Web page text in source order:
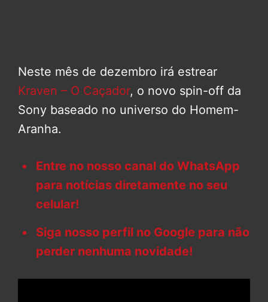
Neste mês de dezembro irá estrear
Kraven – O Caçador, o novo spin-off da
Sony baseado no universo do Homem-
Aranha.
Entre no nosso canal do WhatsApp
para notícias diretamente no seu
celular!
Siga nosso perfil no Google para não
perder nenhuma novidade!